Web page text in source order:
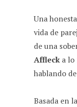
Una
vida de
de una
Affleck a lo
hablando
Basada en